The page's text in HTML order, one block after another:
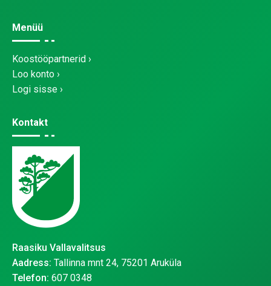
Menüü
Koostööpartnerid
Loo konto
Logi sisse
Kontakt
Raasiku Vallavalitsus
Aadress: Tallinna mnt 24, 75201 Aruküla
Telefon: 607 0348